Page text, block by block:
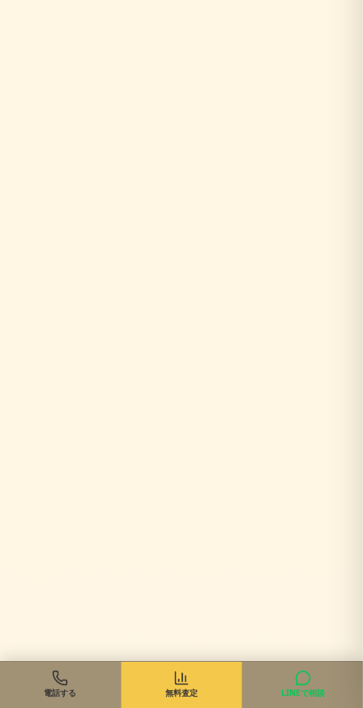
電話する 無料査定 LINEで相談